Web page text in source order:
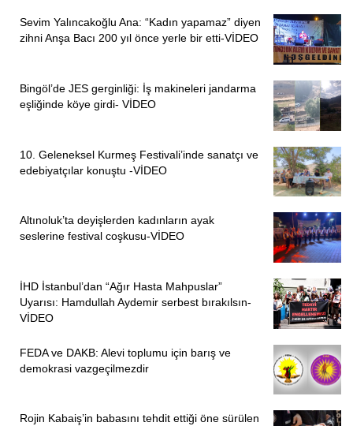
Sevim Yalıncakoğlu Ana: “Kadın yapamaz” diyen
zihni Anşa Bacı 200 yıl önce yerle bir etti-VİDEO
Bingöl’de JES gerginliği: İş makineleri jandarma
eşliğinde köye girdi- VİDEO
10. Geleneksel Kurmeş Festivali’inde sanatçı ve
edebiyatçılar konuştu -VİDEO
Altınoluk’ta deyişlerden kadınların ayak
seslerine festival coşkusu-VİDEO
İHD İstanbul’dan “Ağır Hasta Mahpuslar”
Uyarısı: Hamdullah Aydemir serbest bırakılsın-
VİDEO
FEDA ve DAKB: Alevi toplumu için barış ve
demokrasi vazgeçilmezdir
Rojin Kabaiş’in babasını tehdit ettiği öne sürülen